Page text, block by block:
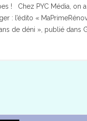
! Chez PYC Média, on
: l’édito «
de déni », publié dans